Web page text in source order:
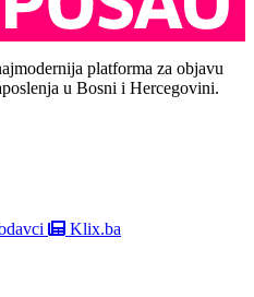
platforma za objavu
u Bosni i Hercegovini.
Klix.ba